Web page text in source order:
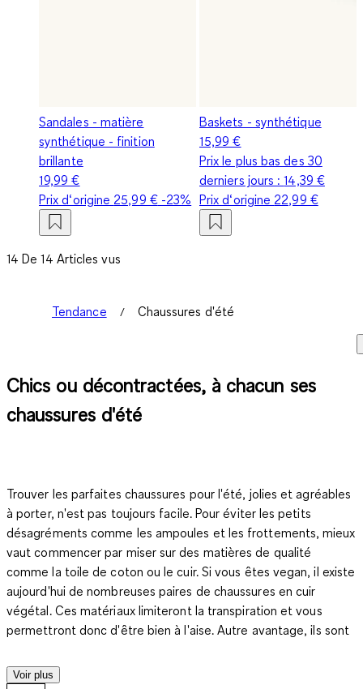
Sandales - matière
synthétique - finition
brillante
19,99 €
Prix d‘origine 25,99 €-23%
Baskets - synthétique
15,99 €
Prix le plus bas des 30
derniers jours :14,39 €
Prix d‘origine 22,99 €
14 De 14 Articles vus
Tendance Chaussures d'été
Chics ou décontractées, à chacun ses
chaussures d'été
Trouver les parfaites chaussures pour l'été, jolies et agréables
à porter, n'est pas toujours facile. Pour éviter les petits
désagréments comme les ampoules et les frottements, mieux
vaut commencer par miser sur des matières de qualité
comme la toile de coton ou le cuir. Si vous êtes vegan, il existe
aujourd'hui de nombreuses paires de chaussures en cuir
végétal. Ces matériaux limiteront la transpiration et vous
permettront donc d'être bien à l'aise. Autre avantage, ils sont
plusieurs étés de suite et éprouverez toujours le même plaisir
Voir plus